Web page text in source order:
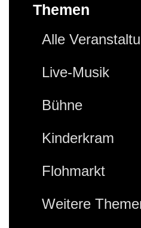
Themen
Alle
Live-Musik
Bühne
Kinderkram
Flohmarkt
Weitere